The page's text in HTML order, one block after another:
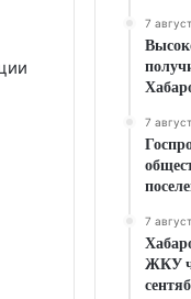
7
7
7
ЖКУ